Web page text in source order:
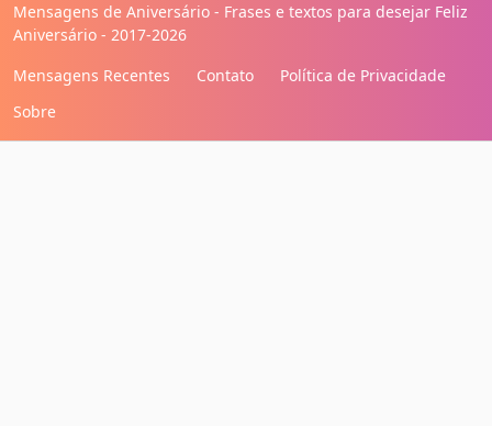
Mensagens de Aniversário - Frases e textos para desejar Feliz
Aniversário - 2017-2026
Mensagens Recentes
Contato
Política de Privacidade
Sobre